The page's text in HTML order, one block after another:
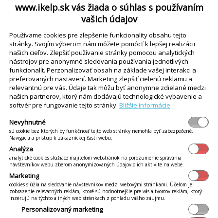
povolenia túto možnosť pridať. Práva sú
môžu kedykoľvek odokryť a umožniť
na neskôr.
www.ikelp.sk vás žiada o súhlas s používaním
vašich údajov
Používame cookies pre zlepšenie funkcionality obsahu tejto
stránky. Svojím výberom nám môžete pomôcť k lepšej realizácii
našich cieľov. Zlepšiť používanie stránky pomocou analytických
nástrojov pre anonymné sledovania používania jednotlivých
funkcionalít. Perzonalizovať obsah na základe vašej interakci a
preferovaných nastavení. Marketing zlepšiť cielenú reklamu a
relevantnú pre vás. Údaje tak môžu byť anonymne zdielané medzi
našich partnerov, ktorý nám dodávajú technologické vybavenie a
softvér pre fungovanie tejto stránky. Bližšie informácie
Nevyhnutné
sú cookie bez ktorých by funkčnosť tejto web stránky nemohla byť zabezpečené.
Navigácia a prístup k zákazníckej časti webu.
Analýza
analytické cookies slúžiace majiteľom webstránok na porozumenie správania
návštevníkov webu zberom anonymizovaných údajov o ich aktivite na webe.
Marketing
cookies slúžia na sledovanie návštevníkov medzi webovými stránkami. Účelom je
zobrazenie relevatných reklám, ktoré sú hodnotnejšie pre vás a tvorcov reklám, ktorý
inzerujú na týchto a iných web stránkach z pohľadu vášho záujmu.
Personalizovaný marketing